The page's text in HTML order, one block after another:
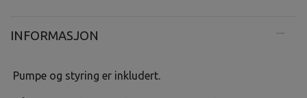
INFORMASJON
Pumpe og styring er inkludert.